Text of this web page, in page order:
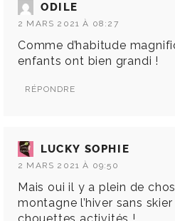
ODILE
2 MARS 2021 À 08:27
Comme d’habitude
enfants ont bien grandi !
RÉPONDRE
LUCKY SOPHIE
2 MARS 2021 À 09:50
Mais oui il y a plein de
montagne l’hiver sans